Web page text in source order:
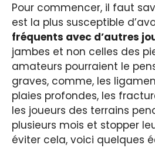
Pour commencer, il faut
est la plus susceptible
fréquents avec d’autres
jambes et non celles des
amateurs pourraient le
graves, comme, les
plaies profondes, les
les joueurs des terrains
plusieurs mois et stopper
éviter cela, voici quelques